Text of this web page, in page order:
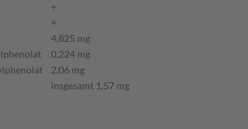
+
+
4,825 mg
0,224 mg
2,06 mg
insgesamt 1,57 mg